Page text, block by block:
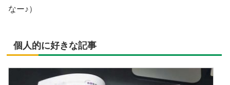
なー♪）
個人的に好きな記事